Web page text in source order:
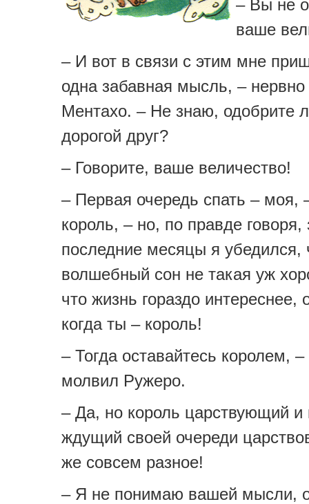
– Вы не
ваше
– И вот в связи с этим мне
одна забавная мысль, – нервно
Ментахо. – Не знаю, одобрите
дорогой друг?
– Говорите, ваше величество!
– Первая очередь спать – моя,
король, – но, по правде говоря,
последние месяцы я убедился,
волшебный сон не такая уж
что жизнь гораздо интереснее,
когда ты – король!
– Тогда оставайтесь королем,
молвил Ружеро.
– Да, но король царствующий и
ждущий своей очереди
же совсем разное!
– Я не понимаю вашей мысли,